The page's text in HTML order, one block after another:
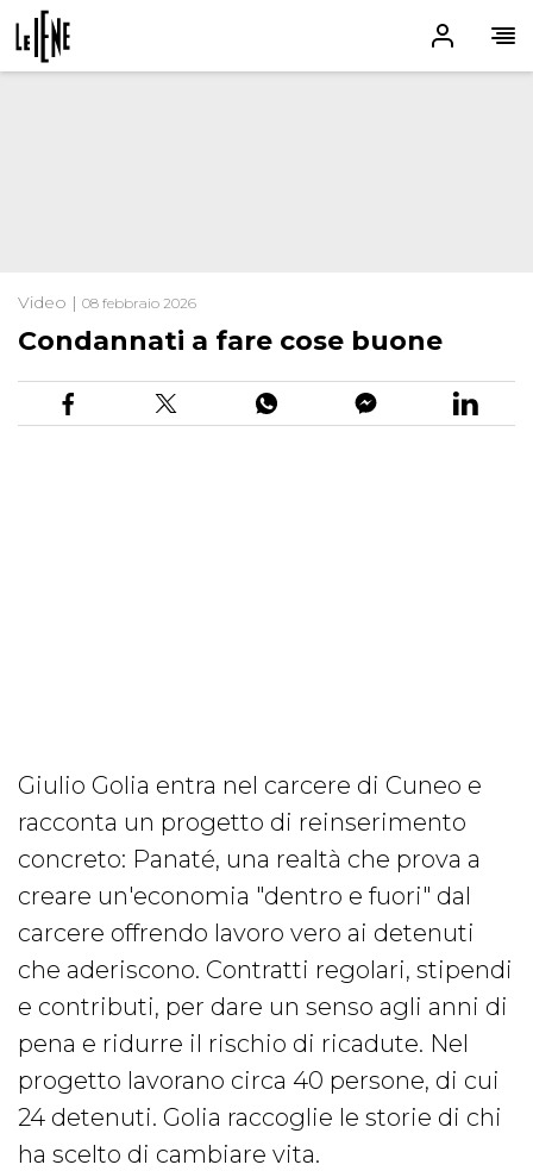
Video | 08 febbraio 2026
Condannati a fare cose buone
Giulio Golia entra nel carcere di Cuneo e
racconta un progetto di reinserimento
concreto: Panaté, una realtà che prova a
creare un'economia "dentro e fuori" dal
carcere offrendo lavoro vero ai detenuti
che aderiscono. Contratti regolari, stipendi
e contributi, per dare un senso agli anni di
pena e ridurre il rischio di ricadute. Nel
progetto lavorano circa 40 persone, di cui
24 detenuti. Golia raccoglie le storie di chi
ha scelto di cambiare vita.